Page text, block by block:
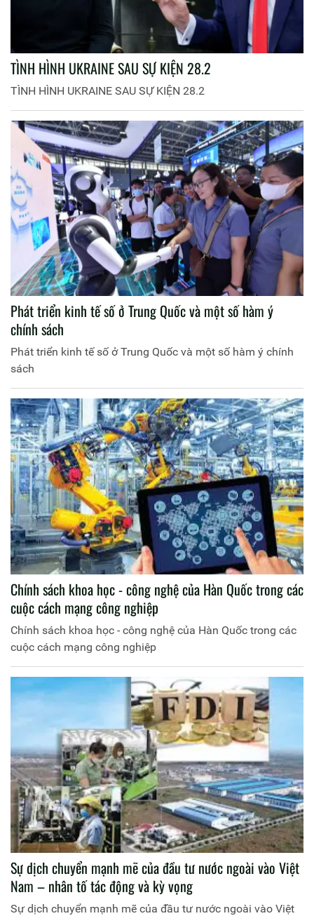
TÌNH HÌNH UKRAINE SAU SỰ KIỆN 28.2
TÌNH HÌNH UKRAINE SAU SỰ KIỆN 28.2
Phát triển kinh tế số ở Trung Quốc và một số hàm ý
chính sách
Phát triển kinh tế số ở Trung Quốc và một số hàm ý chính
sách
Chính sách khoa học - công nghệ của Hàn Quốc trong các
cuộc cách mạng công nghiệp
Chính sách khoa học - công nghệ của Hàn Quốc trong các
cuộc cách mạng công nghiệp
Sự dịch chuyển mạnh mẽ của đầu tư nước ngoài vào Việt
Nam – nhân tố tác động và kỳ vọng
Sự dịch chuyển mạnh mẽ của đầu tư nước ngoài vào Việt